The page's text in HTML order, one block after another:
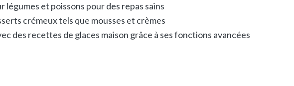
légumes et poissons pour des repas sains
crémeux tels que mousses et crèmes
des recettes de glaces maison grâce à ses fonctions avancées